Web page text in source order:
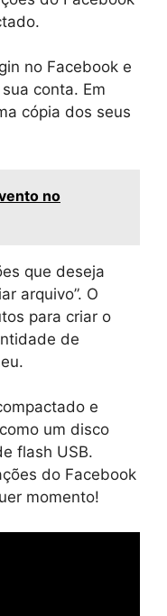
no Facebook e
conta. Em
cópia dos seus
no
que deseja
arquivo”. O
para criar o
de
e
um disco
flash USB.
do Facebook
momento!